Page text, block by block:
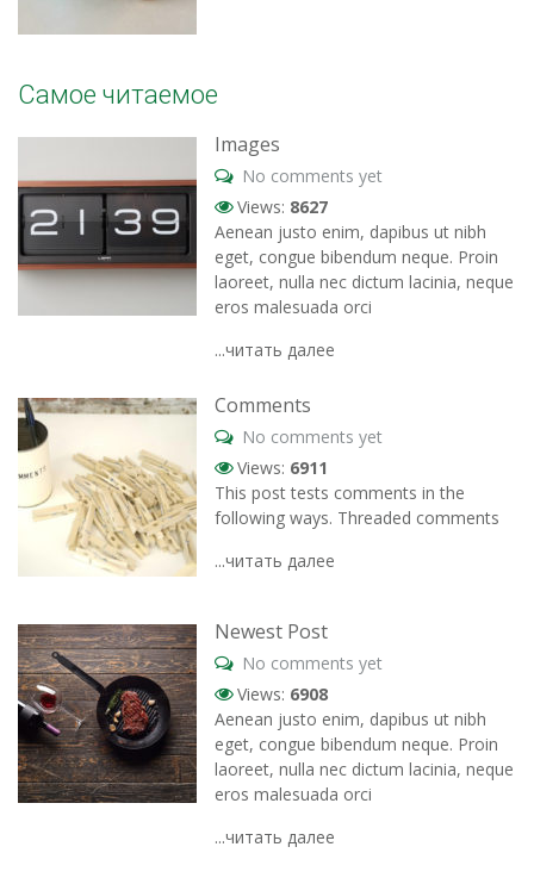
Самое читаемое
Images
No comments yet
Views: 8627
Aenean justo enim, dapibus ut nibh
eget, congue bibendum neque. Proin
laoreet, nulla nec dictum lacinia, neque
eros malesuada orci
...читать далее
Comments
No comments yet
Views: 6911
This post tests comments in the
following ways. Threaded comments
...читать далее
Newest Post
No comments yet
Views: 6908
Aenean justo enim, dapibus ut nibh
eget, congue bibendum neque. Proin
laoreet, nulla nec dictum lacinia, neque
eros malesuada orci
...читать далее